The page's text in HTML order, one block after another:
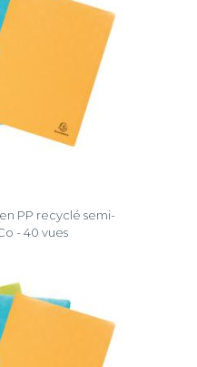
PP recyclé semi-
- 40 vues